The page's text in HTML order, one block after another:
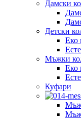
Дамски
Детски
Еко
Мъжки
Еко
Куфари